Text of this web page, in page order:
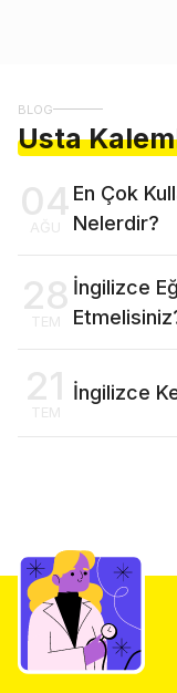
BLOG
Usta
04
AĞU
En Çok
Nelerdir?
28
TEM
İngilizce
21
TEM
İngilizce